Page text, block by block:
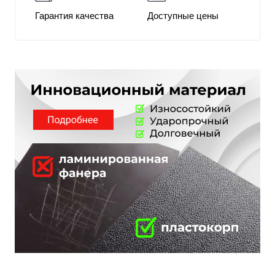
Гарантия качества Доступные цены